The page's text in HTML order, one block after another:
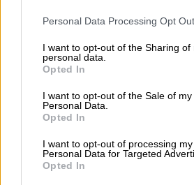
Please note that this website/app uses
not limited to your visit or usage
grant or deny consent to Google and
use your data for below specified
consent section.
Personal Data Processing Opt
I want to opt-out of the Sharing of
personal data.
Opted In
I want to opt-out of the Sale of my
Personal Data.
Opted In
I want to opt-out of processing my
Personal Data for Targeted
Opted In
για αρκετή ώρα με τα
πλησιάζοντας τονΛέανδρο,
ντυμένος στα ασπρόμαυρα
αφού τον χαιρέτισε θερμά
τη φανέλα του ΠΑΟΚ».
«Δεν έχει σημασία ότι ο
άλλη ομάδα κι όχι τον ΠΑΟΚ.
είναι καλές αρκεί να